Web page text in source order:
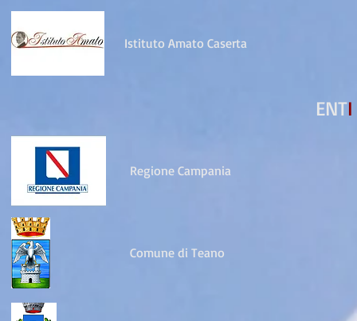
Istituto Amato Caserta
ENTI
Regione Campania
Comune di Teano